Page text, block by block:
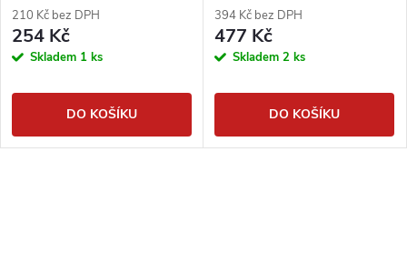
210 Kč bez DPH
254 Kč
Skladem 1 ks
DO KOŠÍKU
394 Kč bez DPH
477 Kč
Skladem 2 ks
DO KOŠÍKU